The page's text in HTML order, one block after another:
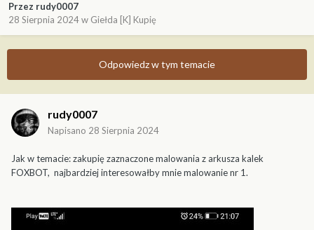
Przez rudy0007
28 Sierpnia 2024w Giełda [K] Kupię
Odpowiedz w tym temacie
rudy0007
Napisano 28 Sierpnia 2024
Jak w temacie: zakupię zaznaczone malowania z arkusza kalek
FOXBOT, najbardziej interesowałby mnie malowanie nr 1.